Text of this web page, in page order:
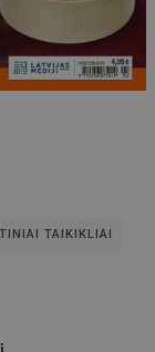
TAIKIKLIAI